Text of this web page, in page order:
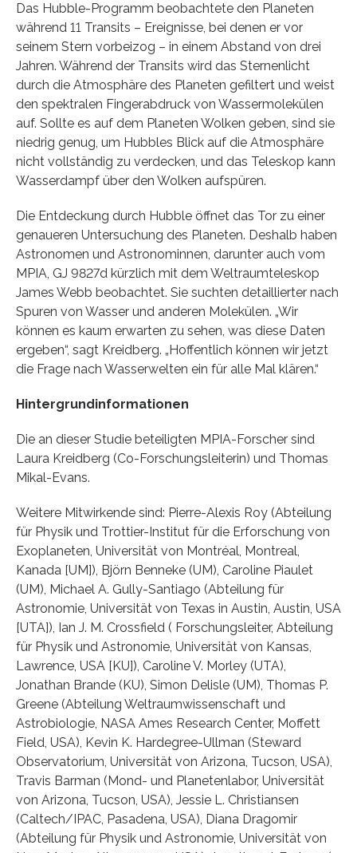
Das Hubble-Programm beobachtete den Planeten
während 11 Transits – Ereignisse, bei denen er vor
seinem Stern vorbeizog – in einem Abstand von drei
Jahren. Während der Transits wird das Sternenlicht
durch die Atmosphäre des Planeten gefiltert und weist
den spektralen Fingerabdruck von Wassermolekülen
auf. Sollte es auf dem Planeten Wolken geben, sind sie
niedrig genug, um Hubbles Blick auf die Atmosphäre
nicht vollständig zu verdecken, und das Teleskop kann
Wasserdampf über den Wolken aufspüren.
Die Entdeckung durch Hubble öffnet das Tor zu einer
genaueren Untersuchung des Planeten. Deshalb haben
Astronomen und Astronominnen, darunter auch vom
MPIA, GJ 9827d kürzlich mit dem Weltraumteleskop
James Webb beobachtet. Sie suchten detaillierter nach
Spuren von Wasser und anderen Molekülen. „Wir
können es kaum erwarten zu sehen, was diese Daten
ergeben“, sagt Kreidberg. „Hoffentlich können wir jetzt
die Frage nach Wasserwelten ein für alle Mal klären.“
Hintergrundinformationen
Die an dieser Studie beteiligten MPIA-Forscher sind
Laura Kreidberg (Co-Forschungsleiterin) und Thomas
Mikal-Evans.
Weitere Mitwirkende sind: Pierre-Alexis Roy (Abteilung
für Physik und Trottier-Institut für die Erforschung von
Exoplaneten, Universität von Montréal, Montreal,
Kanada [UM]), Björn Benneke (UM), Caroline Piaulet
(UM), Michael A. Gully-Santiago (Abteilung für
Astronomie, Universität von Texas in Austin, Austin, USA
[UTA]), Ian J. M. Crossfield ( Forschungsleiter, Abteilung
für Physik und Astronomie, Universität von Kansas,
Lawrence, USA [KU]), Caroline V. Morley (UTA),
Jonathan Brande (KU), Simon Delisle (UM), Thomas P.
Greene (Abteilung Weltraumwissenschaft und
Astrobiologie, NASA Ames Research Center, Moffett
Field, USA), Kevin K. Hardegree-Ullman (Steward
Observatorium, Universität von Arizona, Tucson, USA),
Travis Barman (Mond- und Planetenlabor, Universität
von Arizona, Tucson, USA), Jessie L. Christiansen
(Caltech/IPAC, Pasadena, USA), Diana Dragomir
(Abteilung für Physik und Astronomie, Universität von